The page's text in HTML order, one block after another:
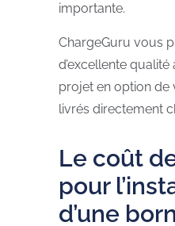
importante.
ChargeGuru vous
d’excellente
projet en option de
livrés directement
Le coût
pour
d’une